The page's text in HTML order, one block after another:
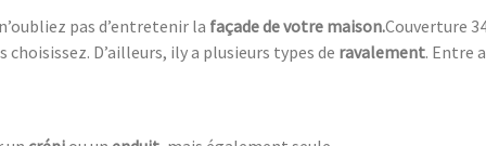
pas d’entretenir la façade de votre maison.Couverture
D’ailleurs, ily a plusieurs types de ravalement. Entre